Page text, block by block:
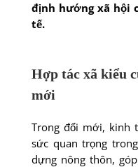
định hướng xã hội
tế.
Hợp tác xã kiểu
mới
Trong đổi mới, kinh
sức quan trọng
dựng nông thôn,